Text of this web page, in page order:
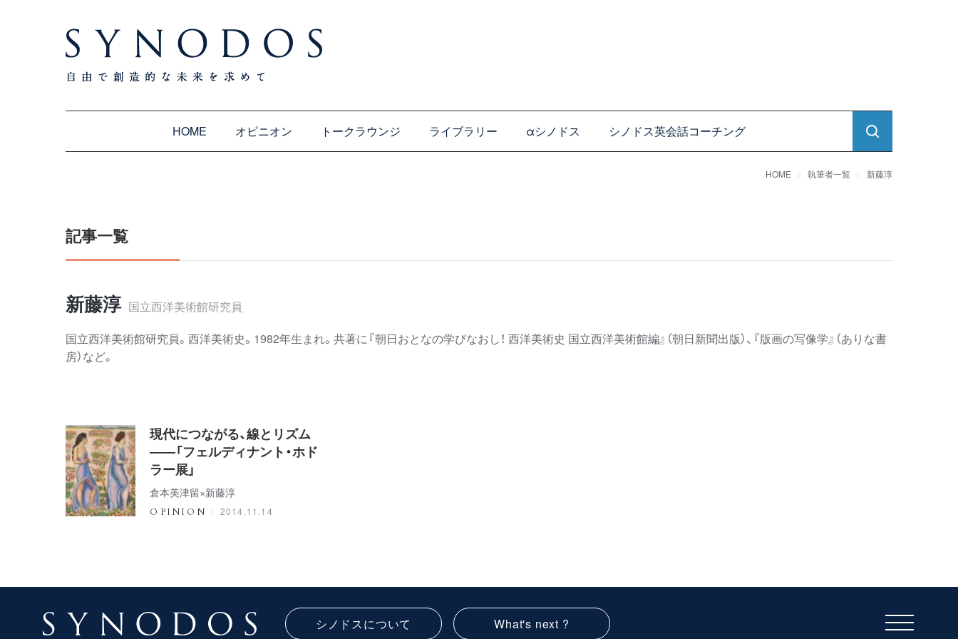
HOME オピニオン トークラウンジ ライブラリー αシノドス シノドス英会話コーチング
HOME 執筆者一覧 新藤淳
記事一覧
新藤淳 国立西洋美術館研究員
国立西洋美術館研究員。西洋美術史。1982年生まれ。共著に『朝日おとなの学びなおし！ 西洋美術史 国立西洋美術館編』（朝日新聞出版）、『版画の写像学』（ありな書
房）など。
現代につながる、線とリズム
――「フェルディナント・ホド
ラー展」
倉本美津留×新藤淳
OPINION 2014.11.14
シノドスについて What's next ?